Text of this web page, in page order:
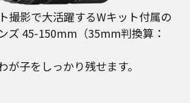
撮影で大活躍するWキット付属の
ズ 45-150mm（35mm判換算：
が子をしっかり残せます。